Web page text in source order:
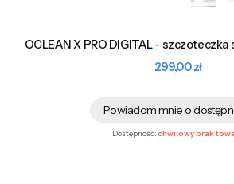
OCLEAN X PRO DIGITAL - szczoteczka
Cena
299,00 zł
Powiadom mnie o
Dostępność:chwilowy brak